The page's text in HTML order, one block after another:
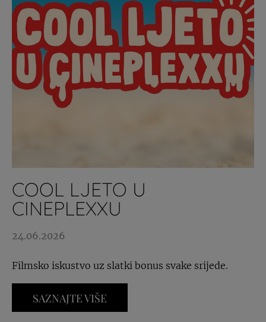
COOL LJETO U
CINEPLEXXU
24.06.2026
Filmsko iskustvo uz slatki bonus svake srijede.
SAZNAJTE VIŠE